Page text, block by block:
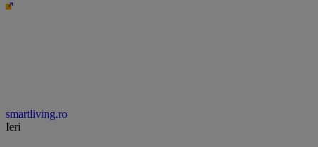
smartliving.ro
Ieri